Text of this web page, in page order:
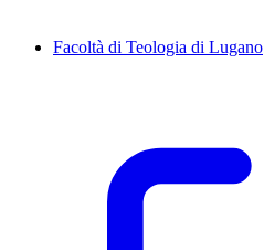
Facoltà di Teologia di Lugano